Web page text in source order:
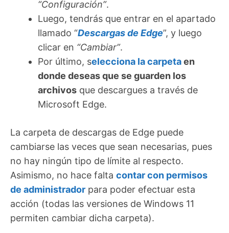
“Configuración”.
Luego, tendrás que entrar en el apartado
llamado “Descargas de Edge”, y luego
clicar en “Cambiar”.
Por último, selecciona la carpetaen
donde deseas que se guarden los
archivos que descargues a través de
Microsoft Edge.
La carpeta de descargas de Edge puede
cambiarse las veces que sean necesarias, pues
no hay ningún tipo de límite al respecto.
Asimismo, no hace falta contar con permisos
de administrador para poder efectuar esta
acción (todas las versiones de Windows 11
permiten cambiar dicha carpeta).